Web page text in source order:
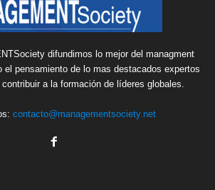
difundimos lo mejor del managment
el pensamiento de lo mas destacados expertos
a la formación de líderes globales.
contacto@managementsociety.net